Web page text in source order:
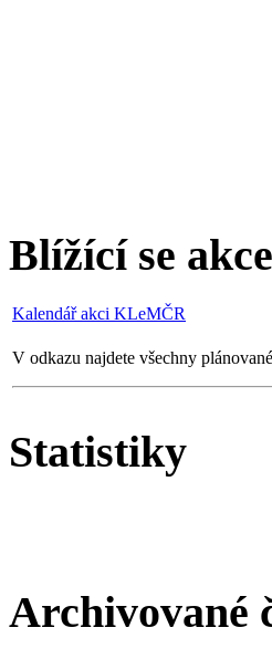
Blížící se akce
Kalendář akci KLeMČR
V odkazu najdete všechny
Statistiky
Archivované